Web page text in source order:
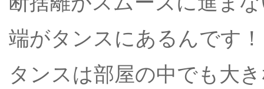
端がタンスにあるんです！
タンスは部屋の中でも大